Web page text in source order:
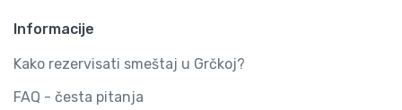
Informacije
Kako rezervisati smeštaj u Grčkoj?
FAQ - česta pitanja